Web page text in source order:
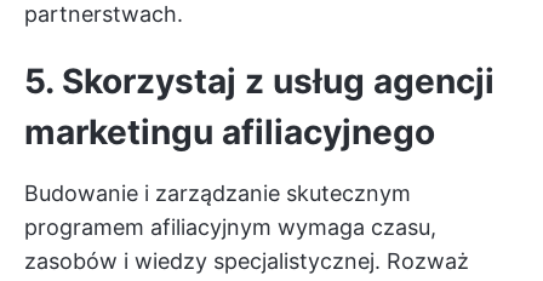
partnerstwach.
5. Skorzystaj z usług agencji
marketingu afiliacyjnego
Budowanie i zarządzanie skutecznym
programem afiliacyjnym wymaga czasu,
zasobów i wiedzy specjalistycznej. Rozważ